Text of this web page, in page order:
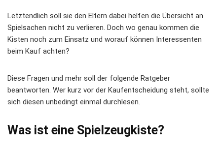
Letztendlich soll sie den Eltern dabei helfen die Übersicht an
Spielsachen nicht zu verlieren. Doch wo genau kommen die
Kisten noch zum Einsatz und worauf können Interessenten
beim Kauf achten?
Diese Fragen und mehr soll der folgende Ratgeber
beantworten. Wer kurz vor der Kaufentscheidung steht, sollte
sich diesen unbedingt einmal durchlesen.
Was ist eine Spielzeugkiste?